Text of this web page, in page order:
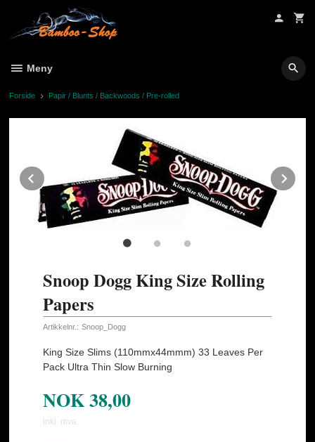
innholdet
Meny
Forside Papir / Blunts / Backwoods / Pre-rolled
Prev
Snoop Dogg King Size Rolling
Papers
Artikkelnr.: Snoop_Dogg
King Size Slims (110mmx44mmm) 33 Leaves Per
Pack Ultra Thin Slow Burning
NOK38,00
inkl. mva.